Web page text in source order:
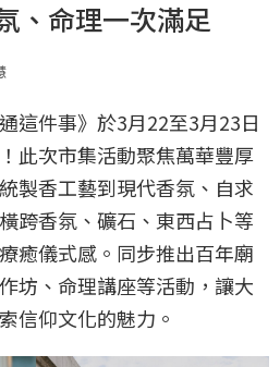
、命理一次滿足
這件事》於3月22至3月23日
此次市集活動聚焦萬華豐厚
製香工藝到現代香氛、自求
跨香氛、礦石、東西占卜等
癒儀式感。同步推出百年廟
坊、命理講座等活動，讓大
信仰文化的魅力。